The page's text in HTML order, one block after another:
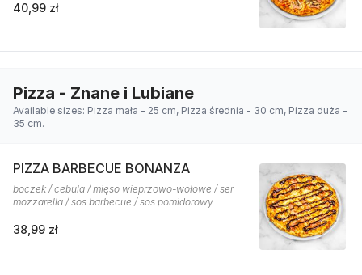
40,99 zł
Pizza - Znane i Lubiane
Available sizes: Pizza mała - 25 cm, Pizza średnia - 30 cm, Pizza duża -
35 cm.
PIZZA BARBECUE BONANZA
boczek / cebula / mięso wieprzowo-wołowe / ser
mozzarella / sos barbecue / sos pomidorowy
38,99 zł